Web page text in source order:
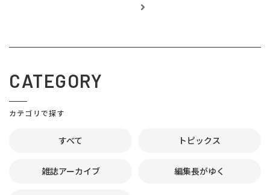
CATEGORY
カテゴリで探す
すべて トピックス
雑誌アーカイブ 編集長がゆく